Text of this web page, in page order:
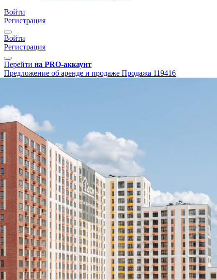
Войти
Регистрация
Войти
Регистрация
Перейти на PRO-аккаунт
Предложение об аренде и продаже Продажа 119416